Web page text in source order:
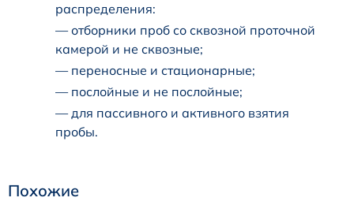
распределения:
— отборники проб со сквозной проточной
камерой и не сквозные;
— переносные и стационарные;
— послойные и не послойные;
— для пассивного и активного взятия
пробы.
Похожие